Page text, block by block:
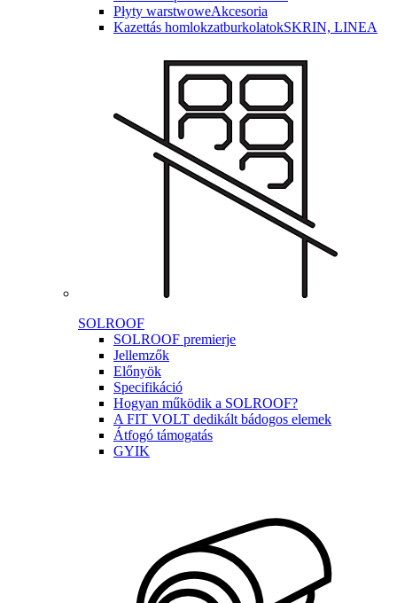
Płyty warstwoweAkcesoria
Kazettás homlokzatburkolatokSKRIN, LINEA
SOLROOF
SOLROOF premierje
Jellemzők
Előnyök
Specifikáció
Hogyan működik a SOLROOF?
A FIT VOLT dedikált bádogos elemek
Átfogó támogatás
GYIK